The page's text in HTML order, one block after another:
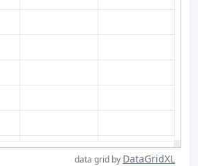
data grid by DataGridXL